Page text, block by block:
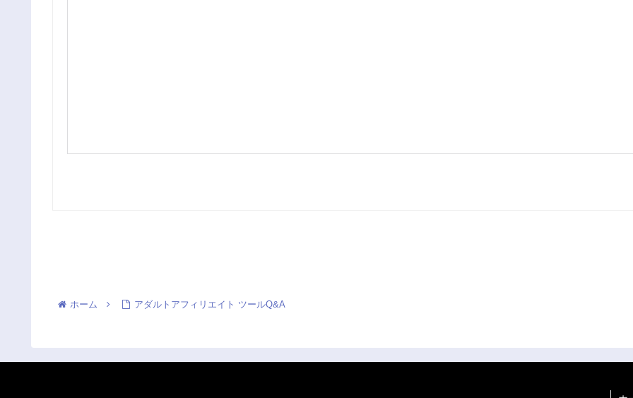
ホーム アダルトアフィリエイト ツールQ&A